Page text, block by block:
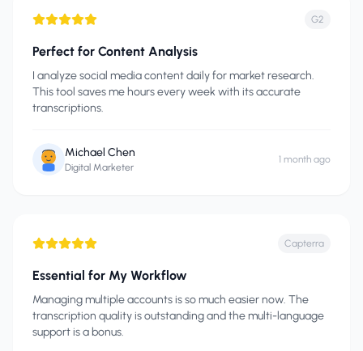
G2
Perfect for Content Analysis
I analyze social media content daily for market research.
This tool saves me hours every week with its accurate
transcriptions.
Michael Chen
Digital Marketer
1 month ago
Capterra
Essential for My Workflow
Managing multiple accounts is so much easier now. The
transcription quality is outstanding and the multi-language
support is a bonus.